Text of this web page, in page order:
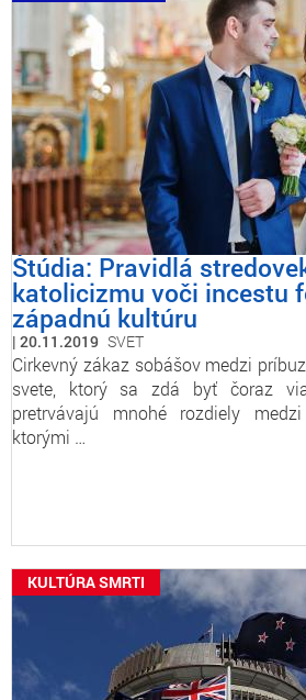
Štúdia: Pravidlá
katolicizmu voči incestu
západnú kultúru
20.11.2019 SVET
Cirkevný zákaz sobášov medzi
svete, ktorý sa zdá byť čoraz
pretrvávajú mnohé rozdiely
ktorými …
KULTÚRA SMRTI